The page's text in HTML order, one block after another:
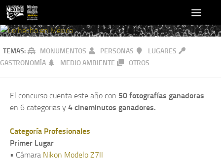
TEMAS: MONUMENTOS PERSONAS
LUGARES
GASTRONOMÍA
MEDIO AMBIENTE OTROS
El concurso cuenta este año con 50 fotografías ganadoras
en 6 categorias y 4 cineminutos ganadores.
Categoría Profesionales
Primer Lugar
• Cámara Nikon Modelo Z7II